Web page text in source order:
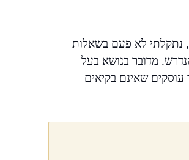
נתקלתי לא פעם בשאלות
מדובר בנושא בעל
עוסקים שאינם בקיאים